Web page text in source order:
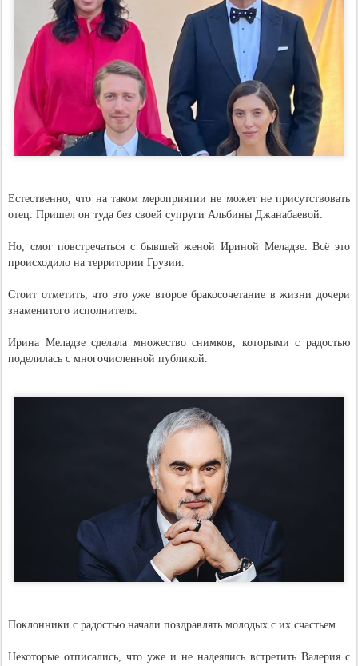
Естественно, что на таком мероприятии не может не присутствовать
отец. Пришел он туда без своей супруги Альбины Джанабаевой.
Но, смог повстречаться с бывшей женой Ириной Меладзе. Всё это
происходило на территории Грузии.
Стоит отметить, что это уже второе бракосочетание в жизни дочери
знаменитого исполнителя.
Ирина Меладзе сделала множество снимков, которыми с радостью
поделилась с многочисленной публикой.
Поклонники с радостью начали поздравлять молодых с их счастьем.
Некоторые отписались, что уже и не надеялись встретить Валерия с